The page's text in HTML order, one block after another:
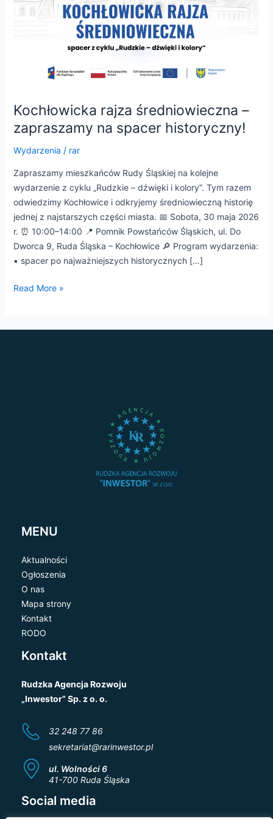
Kochłowicka rajza średniowieczna –
zapraszamy na spacer historyczny!
Wydarzenia / rar
Zapraszamy mieszkańców Rudy Śląskiej na kolejne
wydarzenie z cyklu „Rudzkie – dźwięki i kolory”. Tym razem
odwiedzimy Kochłowice i odkryjemy średniowieczną historię
jednej z najstarszych części miasta. 📅 Sobota, 30 maja 2026
r. ⏰ 10:00–14:00 📍 Pomnik Powstańców Śląskich, ul. Do
Dworca 9, Ruda Śląska – Kochłowice 🔎 Program wydarzenia:
▪️ spacer po najważniejszych historycznych […]
Read More »
MENU
Aktualności
Ogłoszenia
O nas
Mapa strony
Kontakt
RODO
Kontakt
Rudzka Agencja Rozwoju
„Inwestor” Sp. z o. o.
32 248 77 86
sekretariat@rarinwestor.pl
ul. Wolności 6
41-700 Ruda Śląska
Social media